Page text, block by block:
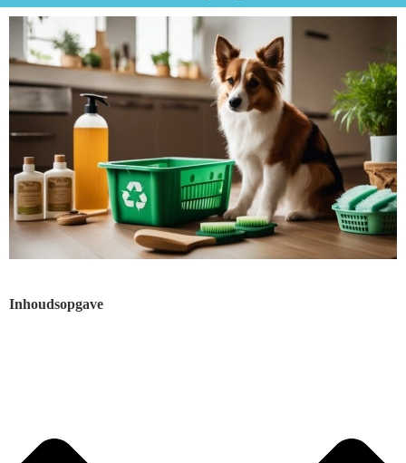
Inhoudsopgave